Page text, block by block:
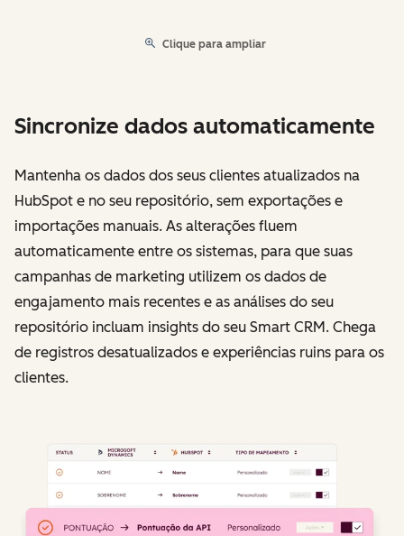
Clique para ampliar
Sincronize dados automaticamente
Mantenha os dados dos seus clientes atualizados na
HubSpot e no seu repositório, sem exportações e
importações manuais. As alterações fluem
automaticamente entre os sistemas, para que suas
campanhas de marketing utilizem os dados de
engajamento mais recentes e as análises do seu
repositório incluam insights do seu Smart CRM. Chega
de registros desatualizados e experiências ruins para os
clientes.